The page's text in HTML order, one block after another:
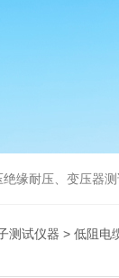
耐压、变压器测
测试仪器 > 低阻电